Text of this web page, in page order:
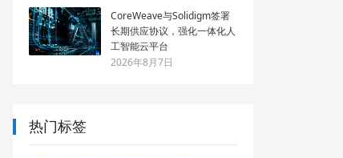
CoreWeave与Solidigm签署
长期供应协议，强化一体化人
工智能云平台
2026年8月7日
热门标签